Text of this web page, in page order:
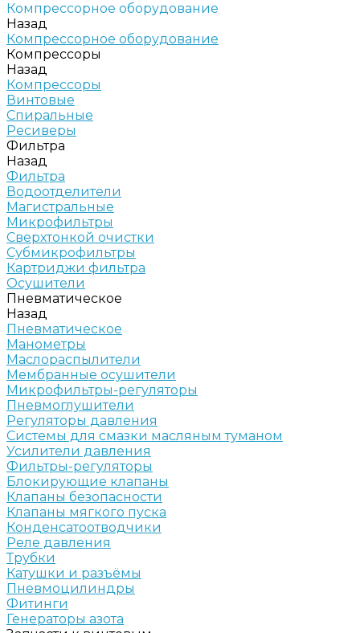
Компрессорное оборудование
Назад
Компрессорное оборудование
Компрессоры
Назад
Компрессоры
Винтовые
Спиральные
Ресиверы
Фильтра
Назад
Фильтра
Водоотделители
Магистральные
Микрофильтры
Сверхтонкой очистки
Субмикрофильтры
Картриджи фильтра
Осушители
Пневматическое
Назад
Пневматическое
Манометры
Маслораспылители
Мембранные осушители
Микрофильтры-регуляторы
Пневмоглушители
Регуляторы давления
Системы для смазки масляным туманом
Усилители давления
Фильтры-регуляторы
Блокирующие клапаны
Клапаны безопасности
Клапаны мягкого пуска
Конденсатоотводчики
Реле давления
Трубки
Катушки и разъёмы
Пневмоцилиндры
Фитинги
Генераторы азота